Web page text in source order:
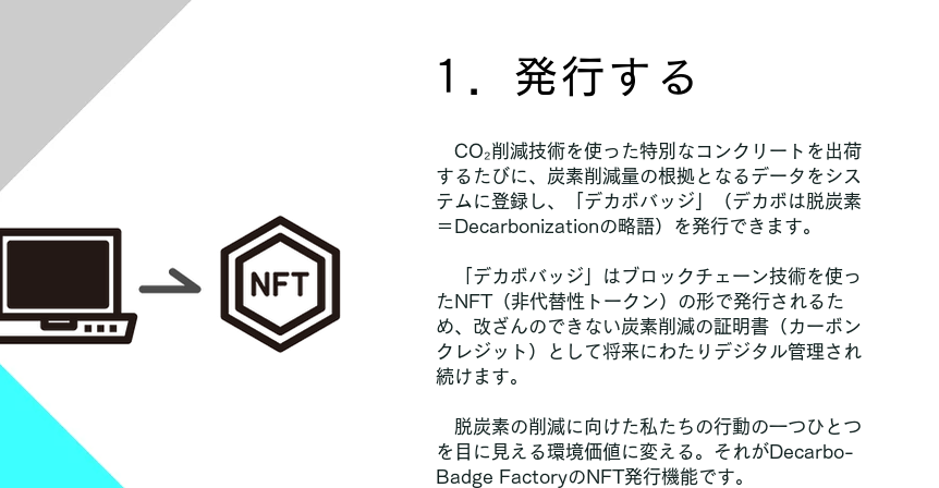
1．発行する
CO₂削減技術を使った特別なコンクリートを出荷
するたびに、炭素削減量の根拠となるデータをシス
テムに登録し、「デカボバッジ」（デカボは脱炭素
＝Decarbonizationの略語）を発行できます。
「デカボバッジ」はブロックチェーン技術を使っ
たNFT（非代替性トークン）の形で発行されるた
め、改ざんのできない炭素削減の証明書（カーボン
クレジット）として将来にわたりデジタル管理され
続けます。
脱炭素の削減に向けた私たちの行動の一つひとつ
を目に見える環境価値に変える。それがDecarbo-
Badge FactoryのNFT発行機能です。